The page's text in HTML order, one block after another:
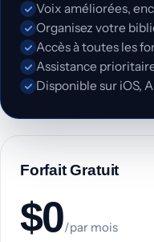
Forfait Gratuit
$0/par mois
Voix améliorées,
Organisez votre
Accès à toutes les
Assistance
Disponible sur iOS,